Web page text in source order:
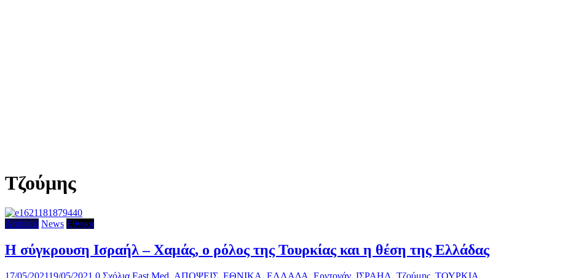
Τζούμης
Απόψεις News Εθνικά
Η σύγκρουση Ισραήλ – Χαμάς, ο ρόλος της Τουρκίας και η θέση της Ελλάδας